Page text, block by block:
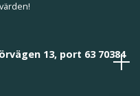
13, port 63 70384